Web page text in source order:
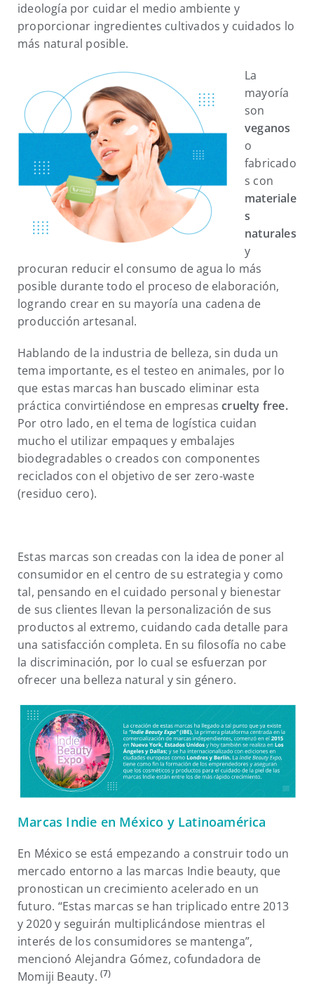
ideología por cuidar el medio ambiente y
proporcionar ingredientes cultivados y cuidados lo
más natural posible.
La
mayoría
son
veganos
o
fabricado
s con
materiale
s
naturales
y
procuran reducir el consumo de agua lo más
posible durante todo el proceso de elaboración,
logrando crear en su mayoría una cadena de
producción artesanal.
Hablando de la industria de belleza, sin duda un
tema importante, es el testeo en animales, por lo
que estas marcas han buscado eliminar esta
práctica convirtiéndose en empresascruelty free.
Por otro lado, en el tema de logística cuidan
mucho el utilizar empaques y embalajes
biodegradables o creados con componentes
reciclados con el objetivo de ser zero-waste
(residuo cero).
Estas marcas son creadas con la idea de poner al
consumidor en el centro de su estrategia y como
tal, pensando en el cuidado personal y bienestar
de sus clientes llevan la personalización de sus
productos al extremo, cuidando cada detalle para
una satisfacción completa. En su filosofía no cabe
la discriminación, por lo cual se esfuerzan por
ofrecer una belleza natural y sin género.
Marcas Indie en México y Latinoamérica
En México se está empezando a construir todo un
mercado entorno a las marcas Indie beauty, que
pronostican un crecimiento acelerado en un
futuro. “Estas marcas se han triplicado entre 2013
y 2020 y seguirán multiplicándose mientras el
interés de los consumidores se mantenga”,
mencionó Alejandra Gómez, cofundadora de
Momiji Beauty. (7)